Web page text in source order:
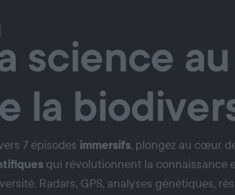
science
la
7 épisodes immersifs, plongez au cœur
qui révolutionnent la connaissance
Radars, GPS, analyses génétiques,